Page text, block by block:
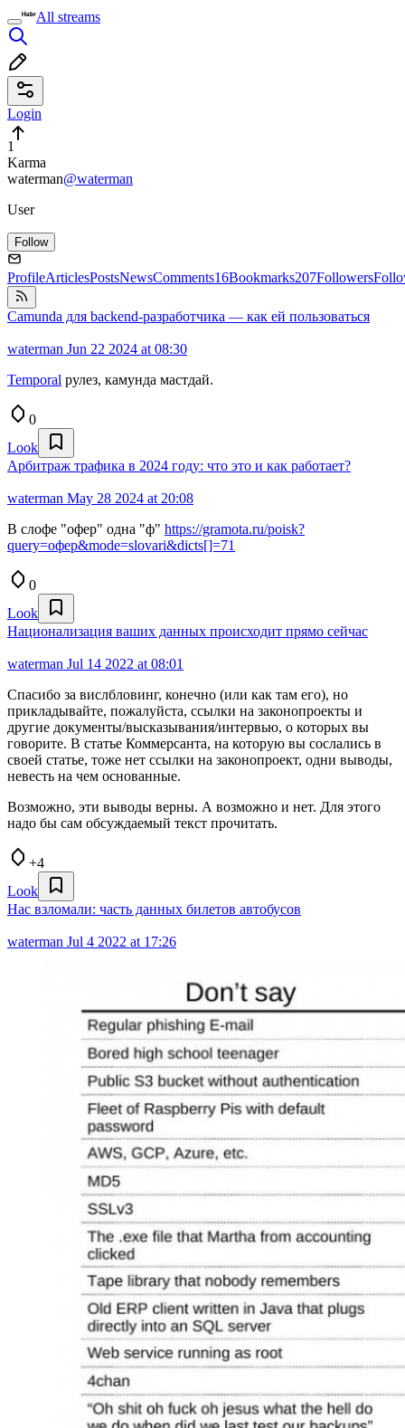
All streams
Login
1
Karma
waterman@waterman
User
Follow
ProfileArticlesPostsNewsComments16Bookmarks207Followers
Camunda для backend-разработчика — как ей пользоваться
waterman Jun 22 2024 at 08:30
Temporal рулез, камунда мастдай.
0
Look
Арбитраж трафика в 2024 году: что это и как работает?
waterman May 28 2024 at 20:08
В слофе "офер" одна "ф" https://gramota.ru/poisk?
query=офер&mode=slovari&dicts[]=71
0
Look
Национализация ваших данных происходит прямо сейчас
waterman Jul 14 2022 at 08:01
Спасибо за вислбловинг, конечно (или как там его), но
прикладывайте, пожалуйста, ссылки на законопроекты и
другие документы/высказывания/интервью, о которых вы
говорите. В статье Коммерсанта, на которую вы сослались в
своей статье, тоже нет ссылки на законопроект, одни выводы,
невесть на чем основанные.
Возможно, эти выводы верны. А возможно и нет. Для этого
надо бы сам обсуждаемый текст прочитать.
+4
Look
Нас взломали: часть данных билетов автобусов
waterman Jul 4 2022 at 17:26